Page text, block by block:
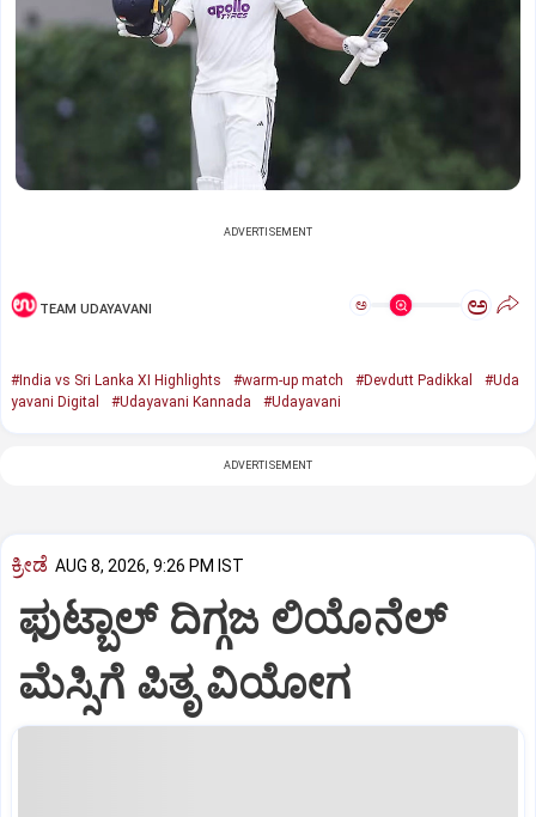
ADVERTISEMENT
TEAM UDAYAVANI ಅ ಅ
#India vs Sri Lanka XI Highlights #warm-up match #Devdutt Padikkal
#Uda
yavani Digital
#Udayavani Kannada #Udayavani
ADVERTISEMENT
ಕ್ರೀಡೆ AUG 8, 2026, 9:26 PM IST
ಫುಟ್ಬಾಲ್ ದಿಗ್ಗಜ ಲಿಯೊನೆಲ್‌
ಮೆಸ್ಸಿಗೆ ಪಿತೃ ವಿಯೋಗ